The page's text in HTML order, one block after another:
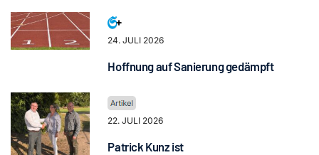
24. JULI 2026
Hoffnung auf Sanierung gedämpft
22. JULI 2026
Patrick Kunz ist